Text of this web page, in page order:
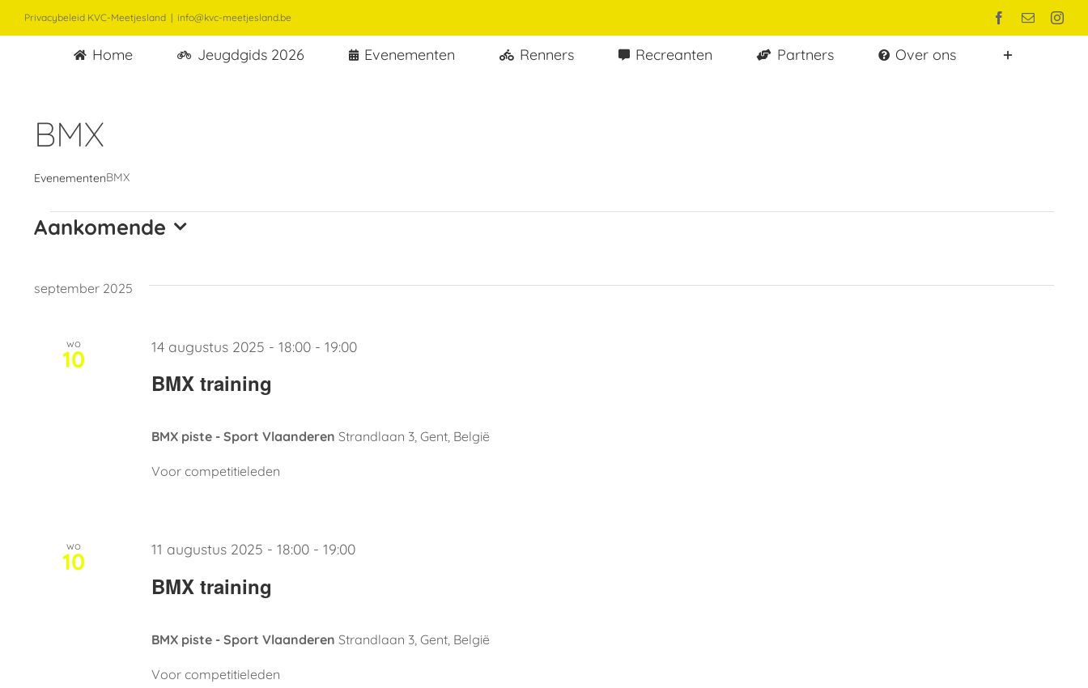
naar
Privacybeleid KVC-Meetjesland | info@kvc-meetjesland.be Facebook
E-
Home Jeugdgids 2026 Evenementen Renners Recreanten Partners Over ons
BMX
EvenementenBMX
Evenementen
Aankomende
datum.
september 2025
wo
10
BMX training
14 augustus 2025 - 18:00 -19:00
BMX piste - Sport VlaanderenStrandlaan 3, Gent, België
Voor competitieleden
wo
10
BMX training
11 augustus 2025 - 18:00 -19:00
BMX piste - Sport VlaanderenStrandlaan 3, Gent, België
Voor competitieleden